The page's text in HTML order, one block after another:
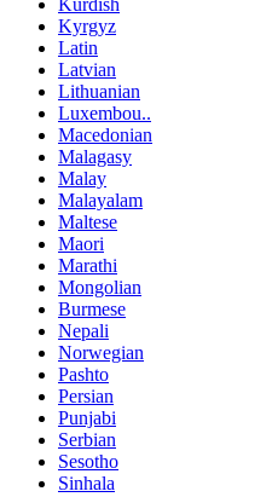
Kurdish
Kyrgyz
Latin
Latvian
Lithuanian
Luxembou..
Macedonian
Malagasy
Malay
Malayalam
Maltese
Maori
Marathi
Mongolian
Burmese
Nepali
Norwegian
Pashto
Persian
Punjabi
Serbian
Sesotho
Sinhala